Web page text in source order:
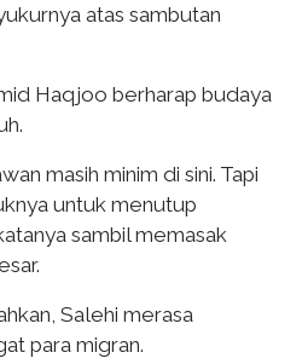
atas sambutan
Haqjoo berharap budaya
masih minim di sini. Tapi
untuk menutup
sambil memasak
Salehi merasa
para migran.